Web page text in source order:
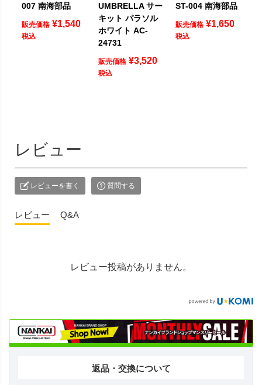
007 南海部品
販売価格 ¥1,540
税込
UMBRELLA サー
キット パラソル
ホワイト AC-
24731
販売価格 ¥3,520
税込
ST-004 南海部品
販売価格 ¥1,650
税込
レビュー
レビューを書く 質問する
レビュー Q&A
レビュー投稿がありません。
返品・交換について